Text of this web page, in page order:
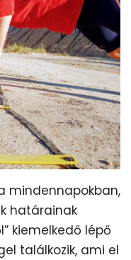
mindennapokban,
határainak
kiemelkedő lépő
találkozik, ami el